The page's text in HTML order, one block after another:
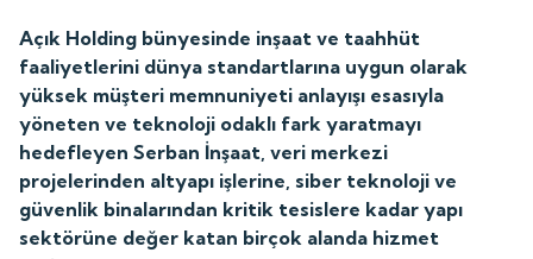
Açık Holding bünyesinde inşaat ve taahhüt
faaliyetlerini dünya standartlarına uygun olarak
yüksek müşteri memnuniyeti anlayışı esasıyla
yöneten ve teknoloji odaklı fark yaratmayı
hedefleyen Serban İnşaat, veri merkezi
projelerinden altyapı işlerine, siber teknoloji ve
güvenlik binalarından kritik tesislere kadar yapı
sektörüne değer katan birçok alanda hizmet